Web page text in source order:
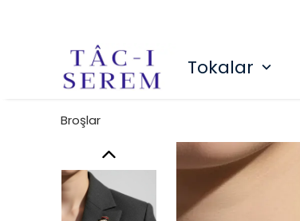
Tokalar
Broşlar